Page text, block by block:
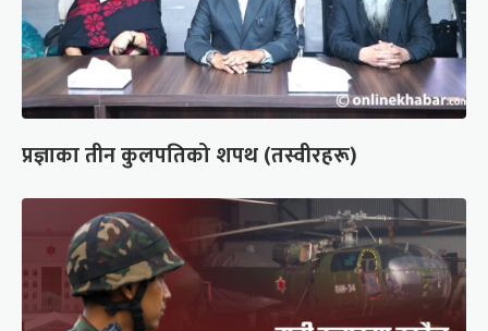
प्रज्ञाका तीन कुलपतिको शपथ (तस्वीरहरू)